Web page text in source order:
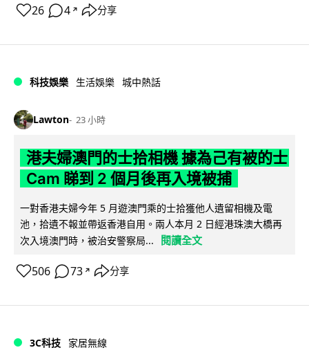
26 4 ↗ 分享
科技娛樂 生活娛樂 城中熱話
Lawton 23 小時
港夫婦澳門的士拾相機 據為己有被的士
Cam 睇到 2 個月後再入境被捕
一對香港夫婦今年 5 月遊澳門乘的士拾獲他人遺留相機及電
池，拾遺不報並帶返香港自用。兩人本月 2 日經港珠澳大橋再
次入境澳門時，被治安警察局...
閱讀全文
506 73 ↗ 分享
3C科技 家居無線